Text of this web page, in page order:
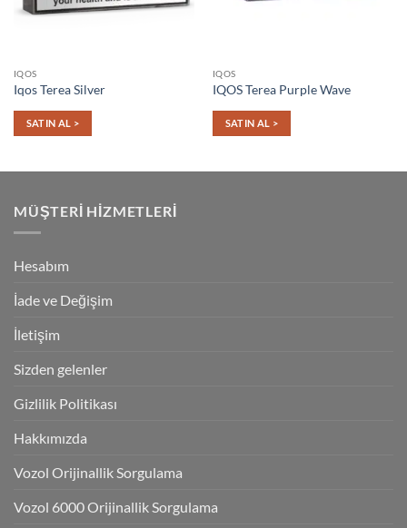
IQOS
Iqos Terea Silver
SATIN AL >
IQOS
IQOS Terea Purple Wave
SATIN AL >
MÜŞTERI HIZMETLERI
Hesabım
İade ve Değişim
İletişim
Sizden gelenler
Gizlilik Politikası
Hakkımızda
Vozol Orijinallik Sorgulama
Vozol 6000 Orijinallik Sorgulama